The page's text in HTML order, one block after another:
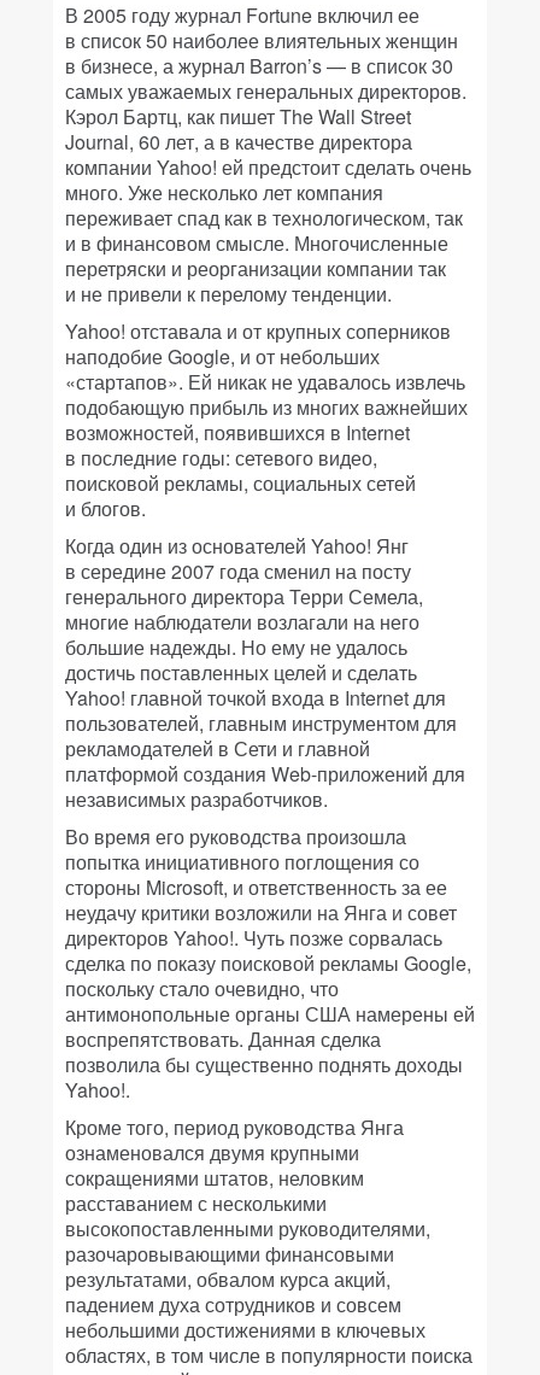
В 2005 году журнал Fortune включил ее
в список 50 наиболее влиятельных женщин
в бизнесе, а журнал Barron’s — в список 30
самых уважаемых генеральных директоров.
Кэрол Бартц, как пишет The Wall Street
Journal, 60 лет, а в качестве директора
компании Yahoo! ей предстоит сделать очень
много. Уже несколько лет компания
переживает спад как в технологическом, так
и в финансовом смысле. Многочисленные
перетряски и реорганизации компании так
и не привели к перелому тенденции.
Yahoo! отставала и от крупных соперников
наподобие Google, и от небольших
«стартапов». Ей никак не удавалось извлечь
подобающую прибыль из многих важнейших
возможностей, появившихся в Internet
в последние годы: сетевого видео,
поисковой рекламы, социальных сетей
и блогов.
Когда один из основателей Yahoo! Янг
в середине 2007 года сменил на посту
генерального директора Терри Семела,
многие наблюдатели возлагали на него
большие надежды. Но ему не удалось
достичь поставленных целей и сделать
Yahoo! главной точкой входа в Internet для
пользователей, главным инструментом для
рекламодателей в Сети и главной
платформой создания Web-приложений для
независимых разработчиков.
Во время его руководства произошла
попытка инициативного поглощения со
стороны Microsoft, и ответственность за ее
неудачу критики возложили на Янга и совет
директоров Yahoo!. Чуть позже сорвалась
сделка по показу поисковой рекламы Google,
поскольку стало очевидно, что
антимонопольные органы США намерены ей
воспрепятствовать. Данная сделка
позволила бы существенно поднять доходы
Yahoo!.
Кроме того, период руководства Янга
ознаменовался двумя крупными
сокращениями штатов, неловким
расставанием с несколькими
высокопоставленными руководителями,
разочаровывающими финансовыми
результатами, обвалом курса акций,
падением духа сотрудников и совсем
небольшими достижениями в ключевых
областях, в том числе в популярности поиска